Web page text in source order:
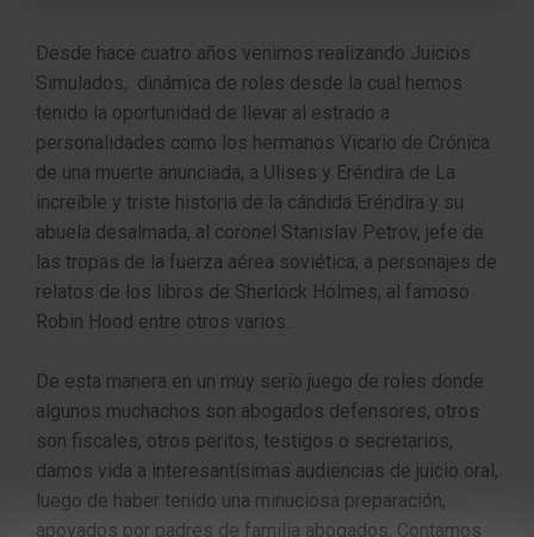
Desde hace cuatro años venimos realizando Juicios
Simulados, dinámica de roles desde la cual hemos
tenido la oportunidad de llevar al estrado a
personalidades como los hermanos Vicario de Crónica
de una muerte anunciada, a Ulises y Eréndira de La
increíble y triste historia de la cándida Eréndira y su
abuela desalmada, al coronel Stanislav Petrov, jefe de
las tropas de la fuerza aérea soviética, a personajes de
relatos de los libros de Sherlock Holmes, al famoso
Robin Hood entre otros varios.
De esta manera en un muy serio juego de roles donde
algunos muchachos son abogados defensores, otros
son fiscales, otros peritos, testigos o secretarios,
damos vida a interesantísimas audiencias de juicio oral,
luego de haber tenido una minuciosa preparación,
apoyados por padres de familia abogados. Contamos